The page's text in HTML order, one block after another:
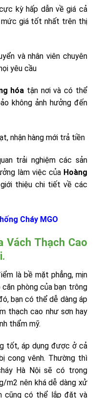
kỳ hấp dẫn về giá cả
mức giá tốt nhất trên thị
và nhân viên chuyên
yêu cầu
hóa tận nơi và có thể
không ảnh hưởng đến
nhận hàng mới trả tiền
trải nghiệm các sản
làm việc của Hoàng
thiệu chi tiết về các
Cháy MGO
Vách Thạch Cao
là bề mặt phẳng, mịn
phòng của bạn trông
bạn có thể dễ dàng áp
thạch cao như sơn hay
thẩm mỹ.
tốt, áp dụng được ở cả
cong vênh. Thường thì
Hà Nội sẽ có trọng
m2 nên khá dễ dàng xử
cũng có thể lắp đặt và